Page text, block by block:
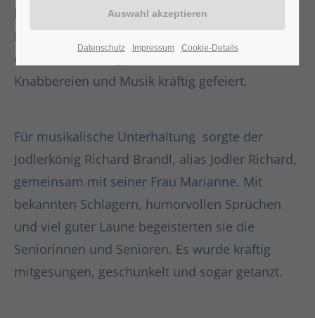
kleines Willkommensgeschenk aus dem
Elisabethstift. Anschließend wurde gemeinsam
der Maibaum aufgestellt und bei Maibowle,
Knabbereien und Musik kräftig gefeiert.
Für musikalische Unterhaltung sorgte der
Jodlerkönig Richard Brandl, alias Jodler Richard,
gemeinsam mit seiner Frau Marianne. Mit
bekannten Schlagern, humorvollen Sprüchen
und viel guter Laune begeisterten sie die
Seniorinnen und Senioren. Es wurde kräftig
mitgesungen, geschunkelt und sogar getanzt.
Datenschutz Impressum Cookie-Details